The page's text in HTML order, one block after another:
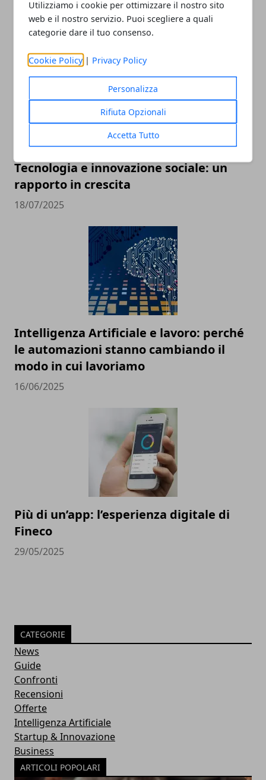
Utilizziamo i cookie per ottimizzare il nostro sito
web e il nostro servizio. Puoi scegliere a quali
categorie dare il tuo consenso.
Cookie Policy | Privacy Policy
Personalizza
Rifiuta Opzionali
Accetta Tutto
ARTICOLI CORRELATI
Tecnologia e innovazione sociale: un
rapporto in crescita
18/07/2025
Intelligenza Artificiale e lavoro: perché
le automazioni stanno cambiando il
modo in cui lavoriamo
16/06/2025
Più di un’app: l’esperienza digitale di
Fineco
29/05/2025
CATEGORIE
News
Guide
Confronti
Recensioni
Offerte
Intelligenza Artificiale
Startup & Innovazione
Business
ARTICOLI POPOLARI